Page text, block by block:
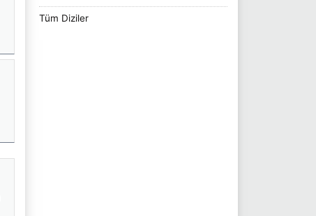
Tüm Diziler